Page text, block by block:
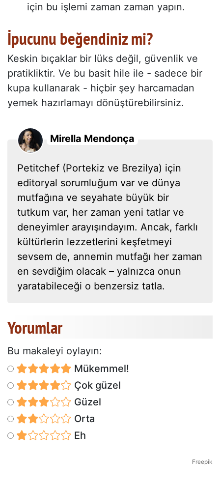
için bu işlemi zaman zaman yapın.
İpucunu beğendiniz mi?
Keskin bıçaklar bir lüks değil, güvenlik ve
pratikliktir. Ve bu basit hile ile - sadece bir
kupa kullanarak - hiçbir şey harcamadan
yemek hazırlamayı dönüştürebilirsiniz.
Mirella Mendonça
Petitchef (Portekiz ve Brezilya) için
editoryal sorumluğum var ve dünya
mutfağına ve seyahate büyük bir
tutkum var, her zaman yeni tatlar ve
deneyimler arayışındayım. Ancak, farklı
kültürlerin lezzetlerini keşfetmeyi
sevsem de, annemin mutfağı her zaman
en sevdiğim olacak – yalnızca onun
yaratabileceği o benzersiz tatla.
Yorumlar
Bu makaleyi oylayın:
Mükemmel!
Çok güzel
Güzel
Orta
Eh
Freepik